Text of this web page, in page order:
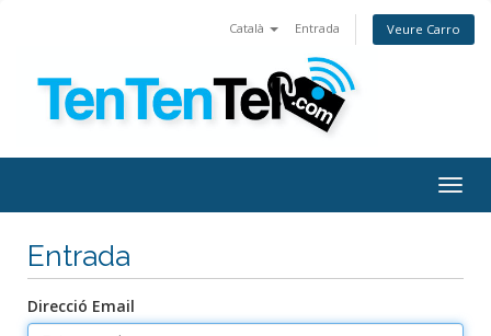
Català Entrada Veure Carro
Entrada
Direcció Email